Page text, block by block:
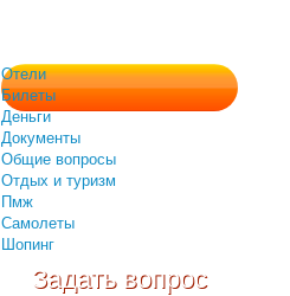
Отели
Билеты
Деньги
Документы
Общие вопросы
Отдых и туризм
Пмж
Самолеты
Шопинг
Задать вопрос